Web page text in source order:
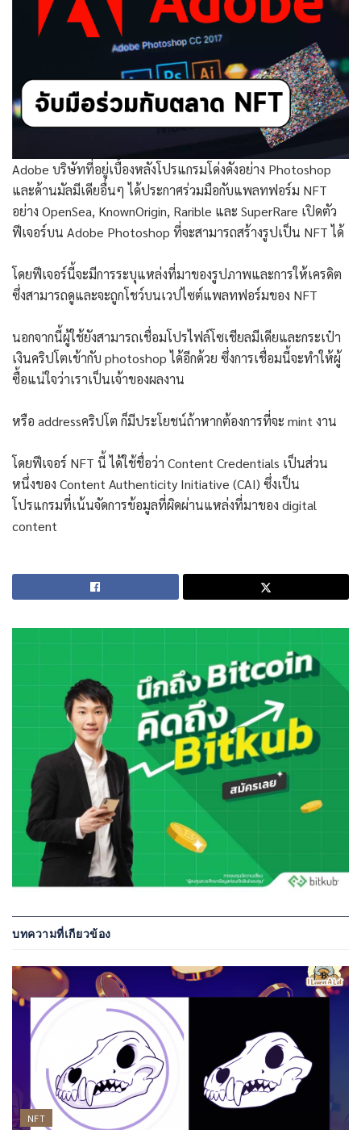
Adobe บริษัทที่อยู่เบื้องหลังโปรแกรมโด่งดังอย่าง Photoshop
และด้านมัลมีเดียอื่นๆ ได้ประกาศร่วมมือกับแพลทฟอร์ม NFT
อย่าง OpenSea, KnownOrigin, Rarible และ SuperRare เปิดตัว
ฟีเจอร์บน Adobe Photoshop ที่จะสามารถสร้างรูปเป็น NFT ได้
โดยฟีเจอร์นี้จะมีการระบุแหล่งที่มาของรูปภาพและการให้เครดิต
ซึ่งสามารถดูและจะถูกโชว์บนเวปไซต์แพลทฟอร์มของ NFT
นอกจากนี้ผู้ใช้ยังสามารถเชื่อมโปรไฟล์โซเชียลมีเดียและกระเป๋า
เงินคริปโตเข้ากับ photoshop ได้อีกด้วย ซึ่งการเชื่อมนี้จะทำให้ผู้
ซื้อแน่ใจว่าเราเป็นเจ้าของผลงาน
หรือ addressคริปโต ก็มีประโยชน์ถ้าหากต้องการที่จะ mint งาน
โดยฟีเจอร์ NFT นี้ ได้ใช้ชื่อว่า Content Credentials เป็นส่วน
หนึ่งของ Content Authenticity Initiative (CAI) ซึ่งเป็น
โปรแกรมที่เน้นจัดการข้อมูลที่ผิดผ่านแหล่งที่มาของ digital
content
บทความที่เกียวข้อง
NFT